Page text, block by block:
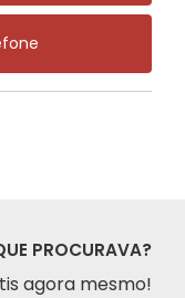
PROCURAVA?
agora mesmo!